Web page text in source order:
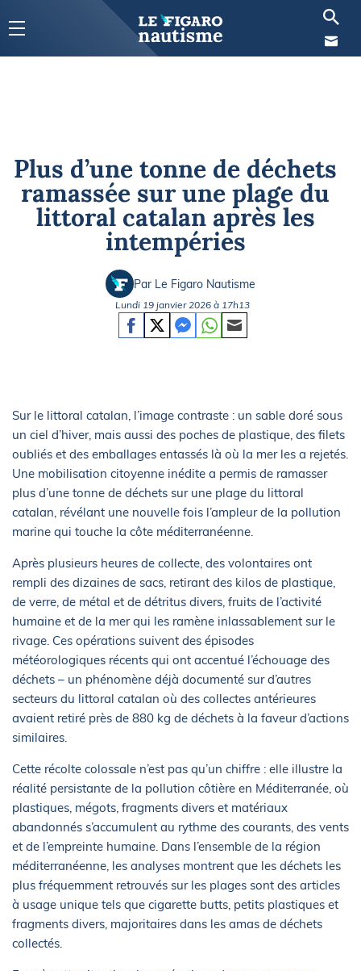
Plus d’une tonne de déchets
ramassée sur une plage du
littoral catalan après les
intempéries
Par Le Figaro Nautisme
Lundi 19 janvier 2026 à 17h13
Sur le littoral catalan, l’image contraste : un sable doré sous
un ciel d’hiver, mais aussi des poches de plastique, des filets
oubliés et des emballages entassés là où la mer les a rejetés.
Une mobilisation citoyenne inédite a permis de ramasser
plus d’une tonne de déchets sur une plage du littoral
catalan, révélant une nouvelle fois l’ampleur de la pollution
marine qui touche la côte méditerranéenne.
Après plusieurs heures de collecte, des volontaires ont
rempli des dizaines de sacs, retirant des kilos de plastique,
de verre, de métal et de détritus divers, fruits de l’activité
humaine et de la mer qui les ramène inlassablement sur le
rivage. Ces opérations suivent des épisodes
météorologiques récents qui ont accentué l’échouage des
déchets – un phénomène déjà documenté sur d’autres
secteurs du littoral catalan où des collectes antérieures
avaient retiré près de 880 kg de déchets à la faveur d’actions
similaires.
Cette récolte colossale n’est pas qu’un chiffre : elle illustre la
réalité persistante de la pollution côtière en Méditerranée, où
plastiques, mégots, fragments divers et matériaux
abandonnés s’accumulent au rythme des courants, des vents
et de l’empreinte humaine. Dans l’ensemble de la région
méditerranéenne, les analyses montrent que les déchets les
plus fréquemment retrouvés sur les plages sont des articles
à usage unique tels que cigarette butts, petits plastiques et
fragments divers, majoritaires dans les amas de déchets
collectés.